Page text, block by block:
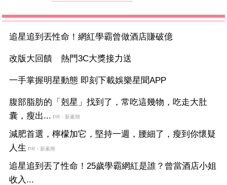
追星追到丟性命！網紅學霸曾做酒店賺破億
改版大回饋 熱門3C大獎接力送
一手掌握明星動態 即刻下載娛樂星聞APP
腹部脂肪的「剋星」找到了，常吃這幾物，吃走大肚
囊，瘦出... PR・新素簡
減肥首選，檸檬加它，堅持一週，腰細了，瘦到你懷疑
人生 PR・新素簡
追星追到丟了性命！25歲學霸網紅是誰？曾當酒店小姐
收入...